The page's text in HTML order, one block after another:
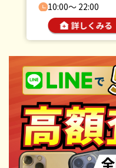
10:00〜 22:00